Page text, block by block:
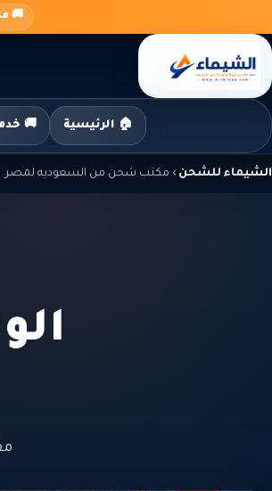
المحتوى
🚚
🏠 الرئيسية 🚚
الشيماء للشحن › مكتب شحن من السعوديه لمصر